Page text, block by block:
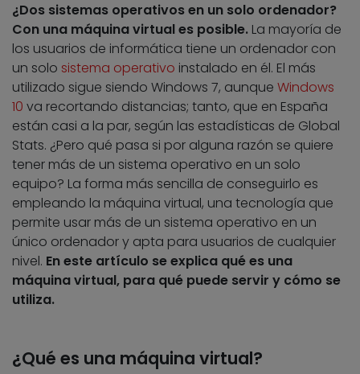
¿Dos sistemas operativos en un solo ordenador?
Con una máquina virtual es posible. La mayoría de
los usuarios de informática tiene un ordenador con
un solo sistema operativo instalado en él. El más
utilizado sigue siendo Windows 7, aunque Windows
10 va recortando distancias; tanto, que en España
están casi a la par, según las estadísticas de Global
Stats. ¿Pero qué pasa si por alguna razón se quiere
tener más de un sistema operativo en un solo
equipo? La forma más sencilla de conseguirlo es
empleando la máquina virtual, una tecnología que
permite usar más de un sistema operativo en un
único ordenador y apta para usuarios de cualquier
nivel. En este artículo se explica qué es una
máquina virtual, para qué puede servir y cómo se
utiliza.
¿Qué es una máquina virtual?